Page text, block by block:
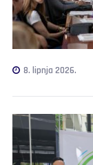
8. lipnja 2026.